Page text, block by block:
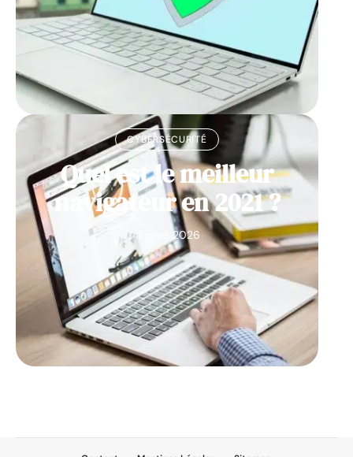
CYBERSÉCURITÉ
Quel est le meilleur
navigateur en 2021 ?
11 mars 2026